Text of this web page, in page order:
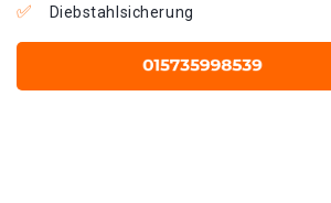
Diebstahlsicherung